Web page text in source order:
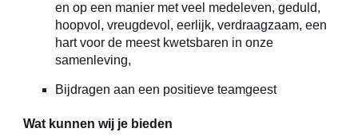
en op een manier met veel medeleven, geduld,
hoopvol, vreugdevol, eerlijk, verdraagzaam, een
hart voor de meest kwetsbaren in onze
samenleving,
Bijdragen aan een positieve teamgeest
Wat kunnen wij je bieden